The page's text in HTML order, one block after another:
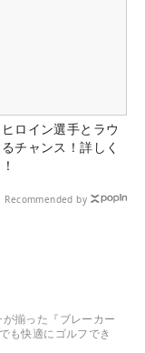
ロイン選手とラウ
チャンス！詳しく
Recommended by
揃った『ブレーカー
も快適にゴルフでき